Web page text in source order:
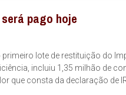
pago hoje
primeiro lote de restituição do
incluiu 1,35 milhão de
que consta da declaração de